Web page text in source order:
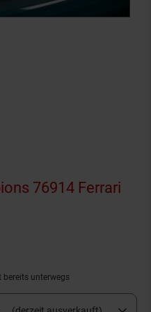
76914 Ferrari
bereits unterwegs